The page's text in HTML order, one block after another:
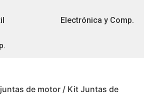
Electrónica y Comp.
de motor / Kit Juntas de